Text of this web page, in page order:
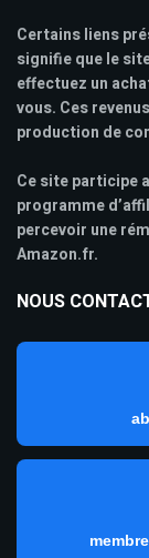
Certains liens
signifie que le
effectuez un
vous. Ces
production de
Ce site participe
programme
percevoir une
Amazon.fr.
NOUS